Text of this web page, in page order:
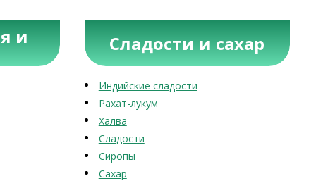
и Сладости и сахар
Индийские сладости
Рахат-лукум
Халва
Сладости
Сиропы
Сахар